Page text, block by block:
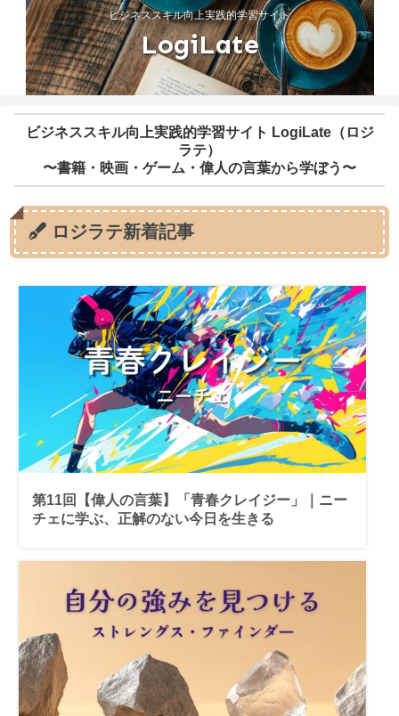
ビジネススキル向上実践的学習サイト
LogiLate
ビジネススキル向上実践的学習サイト LogiLate（ロジ
ラテ）
〜書籍・映画・ゲーム・偉人の言葉から学ぼう〜
ロジラテ新着記事
第11回【偉人の言葉】「青春クレイジー」｜ニー
チェに学ぶ、正解のない今日を生きる